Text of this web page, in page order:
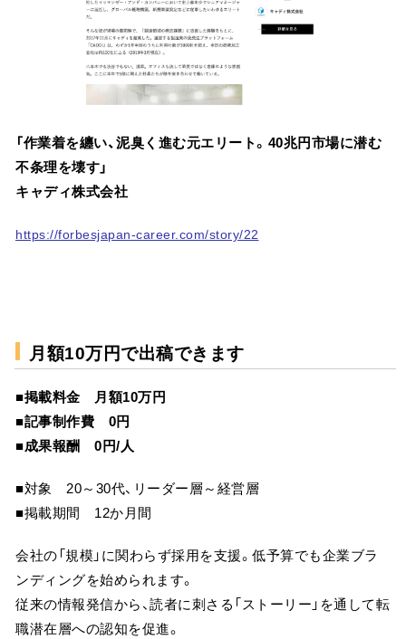
「作業着を纏い、泥臭く進む元エリート。40兆円市場に潜む
不条理を壊す」
キャディ株式会社
https://forbesjapan-career.com/story/22
月額10万円で出稿できます
■掲載料金 月額10万円
■記事制作費 0円
■成果報酬 0円/人
■対象 20～30代、リーダー層～経営層
■掲載期間 12か月間
会社の「規模」に関わらず採用を支援。低予算でも企業ブラ
ンディングを始められます。
従来の情報発信から、読者に刺さる「ストーリー」を通して転
職潜在層への認知を促進。